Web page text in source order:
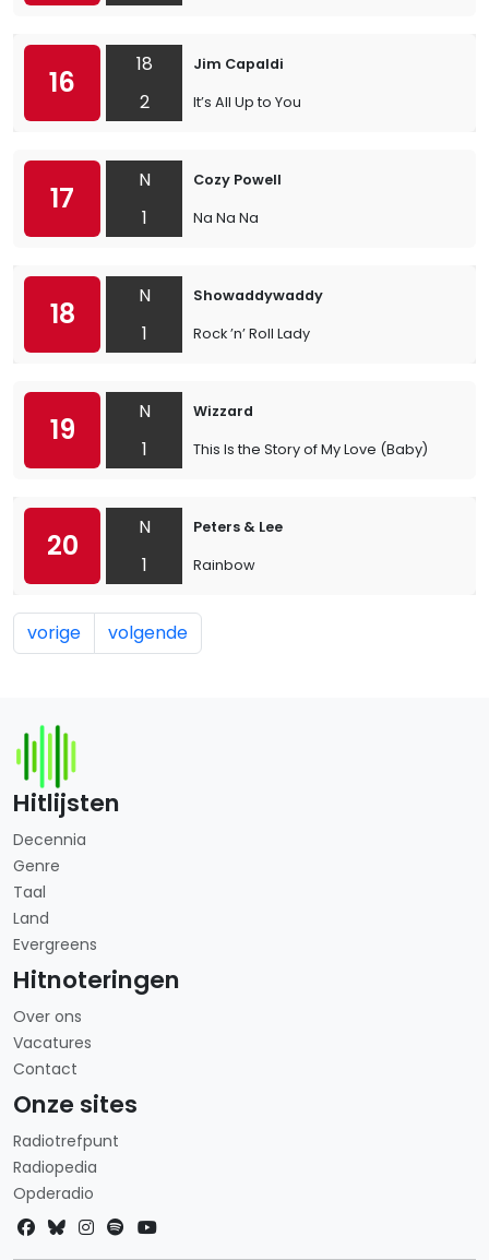
16
18
2
Jim Capaldi
It’s All Up to You
17
N
1
Cozy Powell
Na Na Na
18
N
1
Showaddywaddy
Rock ’n’ Roll Lady
19
N
1
Wizzard
This Is the Story of My Love (Baby)
20
N
1
Peters & Lee
Rainbow
vorige volgende
Hitlijsten
Decennia
Genre
Taal
Land
Evergreens
Hitnoteringen
Over ons
Vacatures
Contact
Onze sites
Radiotrefpunt
Radiopedia
Opderadio